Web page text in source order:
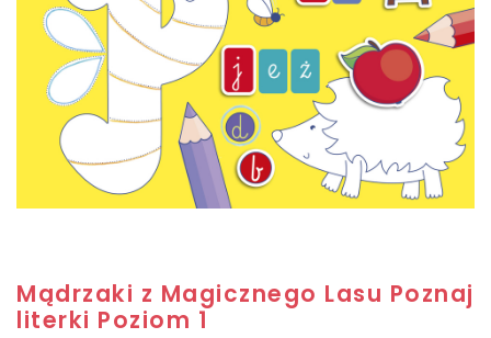
Mądrzaki z Magicznego Lasu Poznaj
literki Poziom 1